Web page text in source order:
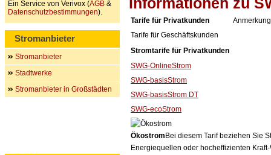
Tarife für Privatkunden
Tarife für Geschäftskunden
Stromtarife für Privatkunden
SWG-OnlineStrom
SWG-basisStrom
SWG-basisStrom DT
SWG-ecoStrom
Ökostrom Bei diesem Tarif beziehen Sie
Energiequellen oder hocheffizienten
Ein Service von Verivox (AGB &
Datenschutzbestimmungen).
Stromanbieter
Stromanbieter
Stadtwerke
Stromanbieter in Großstädten